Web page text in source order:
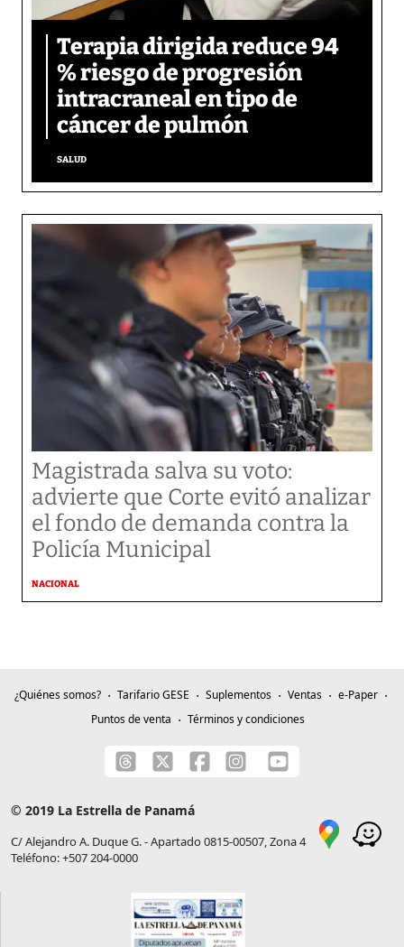
Terapia dirigida reduce 94
% riesgo de progresión
intracraneal en tipo de
cáncer de pulmón
SALUD
Magistrada salva su voto:
advierte que Corte evitó analizar
el fondo de demanda contra la
Policía Municipal
NACIONAL
¿Quiénes somos? Tarifario GESE Suplementos Ventas
e-Paper
Puntos de venta
Términos y condiciones
© 2019 La Estrella de Panamá
C/ Alejandro A. Duque G. - Apartado 0815-00507, Zona 4
Teléfono: +507 204-0000